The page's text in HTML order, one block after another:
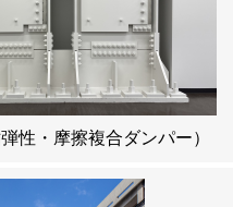
性・摩擦複合ダンパー）